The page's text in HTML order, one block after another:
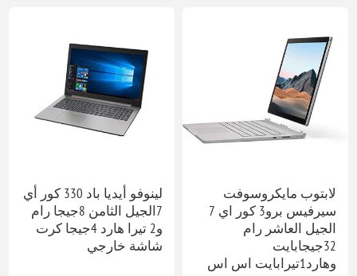
لابتوب مايكروسوفت
سيرفيس برو3 كور اي 7
الجيل العاشر رام
32جيجابايت
وهارد1تيرابايت اس اس
لينوفو أيديا باد 330 كور أي
7الجيل الثامن 8جيجا رام
و2 تيرا هارد 4جيجا كرت
شاشة خارجي